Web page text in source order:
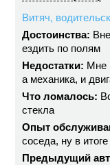
Витяч,
Достоинства:
ездить по полям
Недостатки: Мне
а механика, и
Что ломалось:
стекла
Опыт
соседа, ну в
Предыдущий